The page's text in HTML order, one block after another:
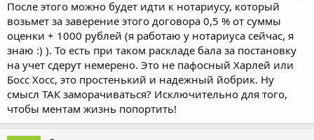
После этого можно будет идти к нотариусу, который
возьмет за заверение этого договора 0,5 % от суммы
оценки + 1000 рублей (я работаю у нотариуса сейчас, я
знаю :) ). То есть при таком раскладе бала за постановку
на учет сдерут немерено. Это не пафосный Харлей или
Босс Хосс, это простенький и надежный йобрик. Ну
смысл ТАК заморачиваться? Исключительно для того,
чтобы ментам жизнь попортить!